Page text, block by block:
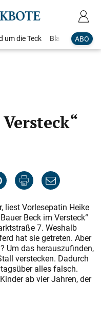
ABO
um die Teck Blaulicht
liest Vorlesepatin Heike
Beck im Versteck“
7. Weshalb
hat sie getreten. Aber
Um das herauszufinden,
verstecken. Dadurch
alles falsch.
ab vier Jahren, der